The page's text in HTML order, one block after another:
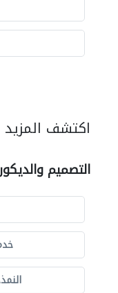
اكتشف المزيد
التصميم